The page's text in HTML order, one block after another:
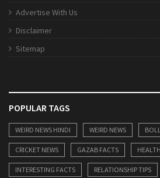
Advertise With Us
Disclaimer
Sitemap
POPULAR TAGS
WEIRD NEWS HINDI WEIRD NEWS
CRICKET NEWS GAZAB FACTS
INTERESTING FACTS RELATIONSHIP TIPS